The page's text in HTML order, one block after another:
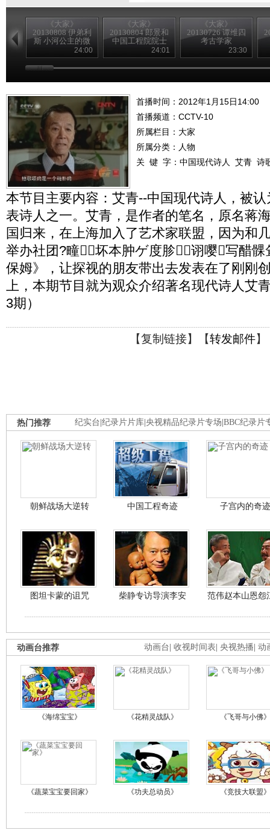
《大家》
20130808 伊弟利
斯 小河公主的微
24:00
《大家》
20130804 郎景和
中国工程院院士
24:01
《大家》
20130726 谭维四
考古学家
23:30
首播时间：2012年1月15日14:00
首播频道： CCTV-10
所属栏目： 大家
所属分类：人物
关 键 字： 中国现代诗人 艾青 诗
本节目主要内容：艾青--中国现代诗人，被
表诗人之一。艾青，是作者的笔名，原名蒋
国归来，在上海加入了艺术家联盟，因为和
举办社团?疃坏本肿ゲ度胗诩嘤写醋髁
保姆》，让探视的朋友带出去发表在了刚刚
上，本期节目就为观众介绍著名现代诗人艾
3期）
【复制链接】【转发邮件】
纪实台 纪录片片库 央视精品纪录片专场 BBC纪录片
热门推荐
朝鲜战场大逆转 中国工程奇迹 子宫内的奇迹
图坦卡蒙的诅咒 柴静专访导演李安 范伟赵本山恩怨
动画台 收视时间表 央视热播 动
动画台推荐
《海绵宝宝》 《花精灵战队》 《飞哥与小佛》
《蔬菜宝宝要回家》 《功夫总动员》 《竞技大联盟》